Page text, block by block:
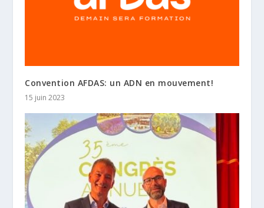
Convention AFDAS: un ADN en mouvement!
15 juin 2023